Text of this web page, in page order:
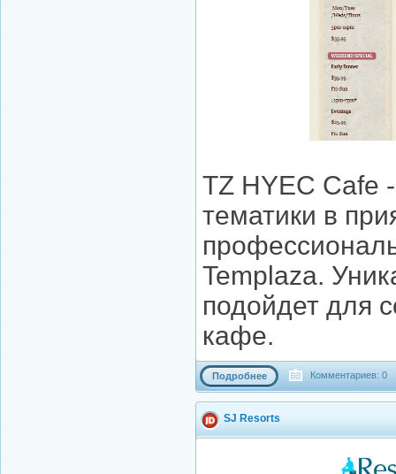
TZ HYEC Cafe
тематики в
Templaza.
подойдет для
кафе.
Подробнее Комментариев: 0
SJ Resorts